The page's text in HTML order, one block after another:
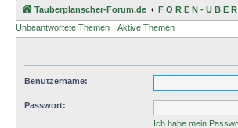
Tauberplanscher-Forum.de F O R E N - Ü B E
Unbeantwortete Themen
Aktive Themen
Benutzername:
Passwort:
Ich habe mein